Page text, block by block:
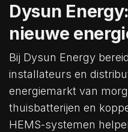
Dysun
nieuwe
Bij Dysun Energy
installateurs en
energiemarkt van
thuisbatterijen en
HEMS-systemen